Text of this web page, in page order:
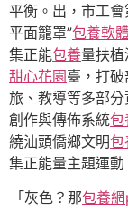
平衡。出，市工會
平面籠罩”包養軟體
集正能包養量扶
甜心花園臺，打
旅、教導等多部
創作與傳佈系統包
繞汕頭僑鄉文明包
集正能量主題運
「灰色？那包養